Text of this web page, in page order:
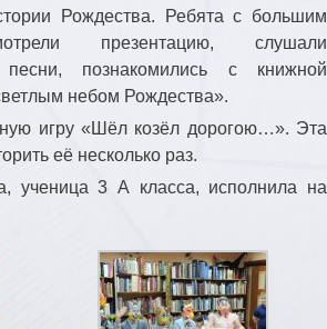
Рождества. Ребята с большим
презентацию, слушали
песни, познакомились с книжной
небом Рождества».
игру «Шёл козёл дорогою…». Эта
её несколько раз.
ученица 3 А класса, исполнила на